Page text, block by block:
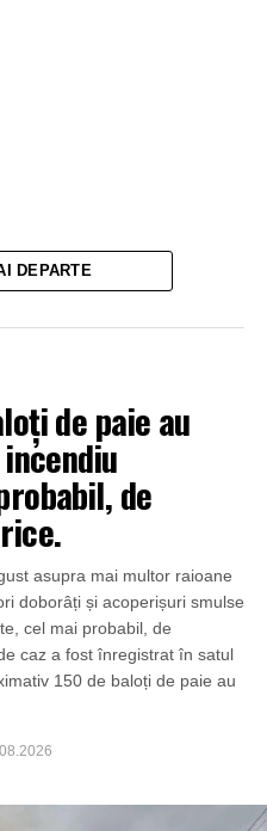
DEPARTE
de paie au
de
asupra mai multor raioane
doborâți și acoperișuri smulse
cel mai probabil, de
caz a fost înregistrat în satul
150 de baloți de paie au